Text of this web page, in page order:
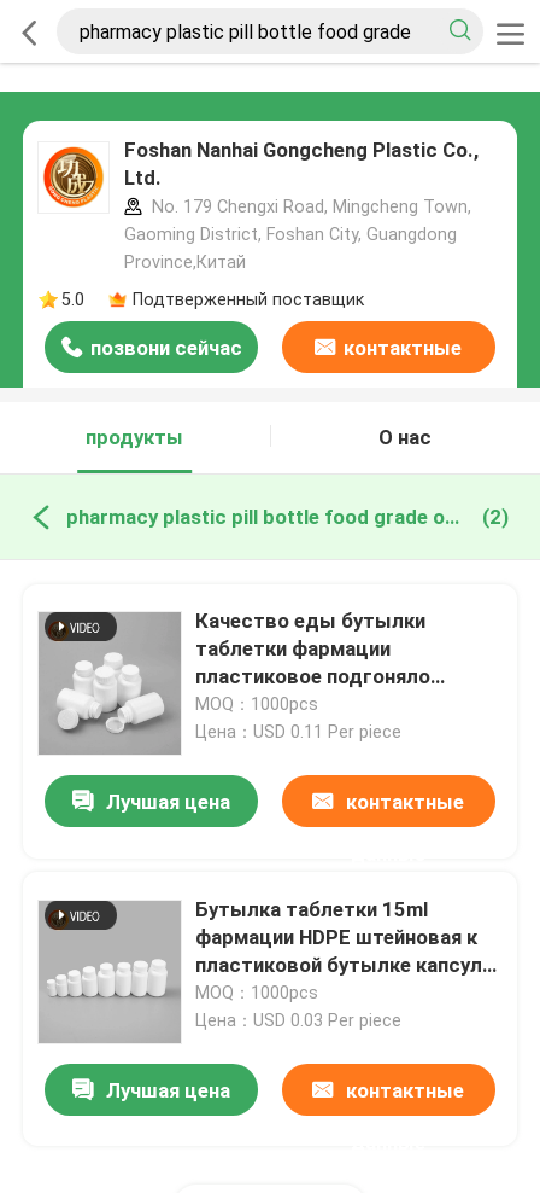
Foshan Nanhai Gongcheng Plastic Co.,
Ltd.
No. 179 Chengxi Road, Mingcheng Town,
Gaoming District, Foshan City, Guangdong
Province,Китай
5.0
Подтверженный поставщик
позвони сейчас контактные
продукты
О нас
pharmacy plastic pill bottle food grade онлайн производство (2)
Качество еды бутылки
таблетки фармации
пластиковое подгоняло
печатание экрана логотипа
MOQ：1000pcs
Цена：USD 0.11 Per piece
Лучшая цена контактные
Бутылка таблетки 15ml
фармации HDPE штейновая к
пластиковой бутылке капсулы
200ml
MOQ：1000pcs
Цена：USD 0.03 Per piece
Лучшая цена контактные